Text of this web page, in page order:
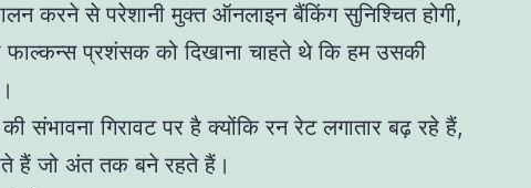
करने से परेशानी मुक्त ऑनलाइन बैंकिंग सुनिश्चित होगी,
प्रशंसक को दिखाना चाहते थे कि हम उसकी
संभावना गिरावट पर है क्योंकि रन रेट लगातार बढ़ रहे हैं,
हैं जो अंत तक बने रहते हैं।